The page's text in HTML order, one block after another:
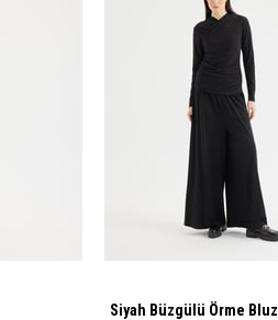
Siyah Büzgülü Örme Bluz